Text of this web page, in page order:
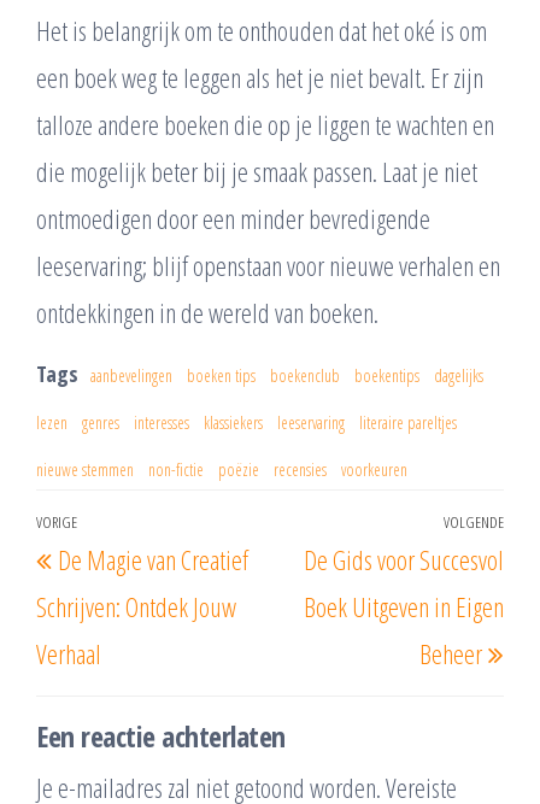
Het is belangrijk om te onthouden dat het oké is om
een boek weg te leggen als het je niet bevalt. Er zijn
talloze andere boeken die op je liggen te wachten en
die mogelijk beter bij je smaak passen. Laat je niet
ontmoedigen door een minder bevredigende
leeservaring; blijf openstaan voor nieuwe verhalen en
ontdekkingen in de wereld van boeken.
Tags aanbevelingen boeken tips boekenclub boekentips dagelijks
lezen genres interesses klassiekers leeservaring literaire pareltjes
nieuwe stemmen non-fictie poëzie recensies voorkeuren
Berichtnavigatie
Vorig
bericht
VORIGE
De Magie van Creatief
Schrijven: Ontdek Jouw
Verhaal
VOLGENDE
De Gids voor Succesvol
Boek Uitgeven in Eigen
Beheer
Een reactie achterlaten
Je e-mailadres zal niet getoond worden.Vereiste